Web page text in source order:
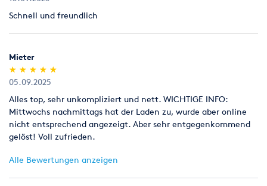
Schnell und freundlich
Mieter
(*)
★
★
(*) ★
★
(*) ★
★
(*) ★
★
(*) ★
★
05.09.2025
Alles top, sehr unkompliziert und nett. WICHTIGE INFO:
Mittwochs nachmittags hat der Laden zu, wurde aber online
nicht entsprechend angezeigt. Aber sehr entgegenkommend
gelöst! Voll zufrieden.
Alle Bewertungen anzeigen